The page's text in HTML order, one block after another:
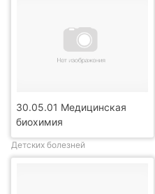
30.05.01 Медицинская
биохимия
Детских болезней